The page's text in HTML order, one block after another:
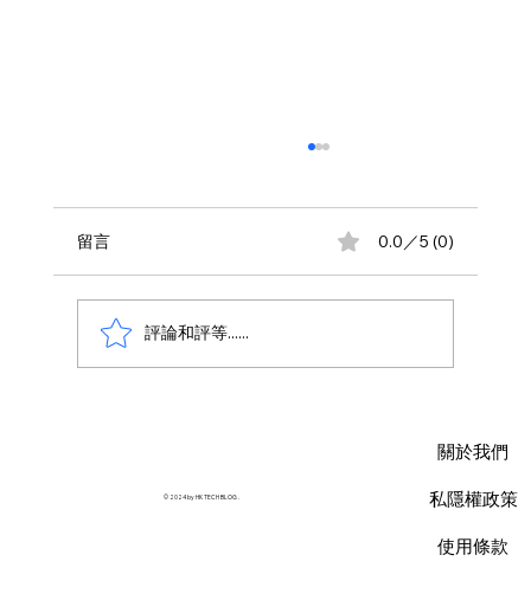
限制，用 Database Savings Plans 省下
留言 0.0／5 (0)
評論和評等......
© 2024 by HK TECH BLOG .
關於我們
私隱權政策
使用條款